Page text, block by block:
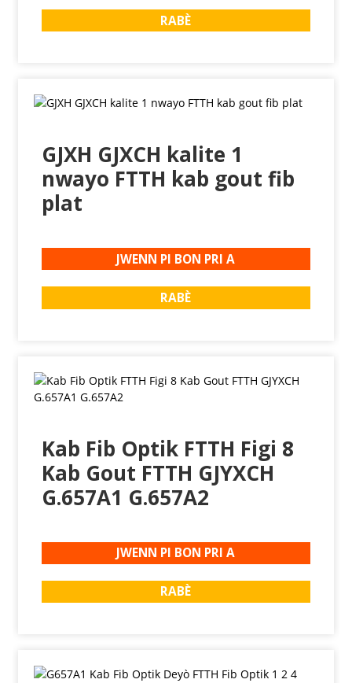
RABÈ
GJXH GJXCH kalite 1
nwayo FTTH kab gout fib
plat
JWENN PI BON PRI A
RABÈ
Kab Fib Optik FTTH Figi 8
Kab Gout FTTH GJYXCH
G.657A1 G.657A2
JWENN PI BON PRI A
RABÈ